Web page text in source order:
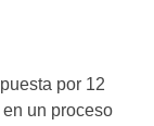
por 12
un proceso